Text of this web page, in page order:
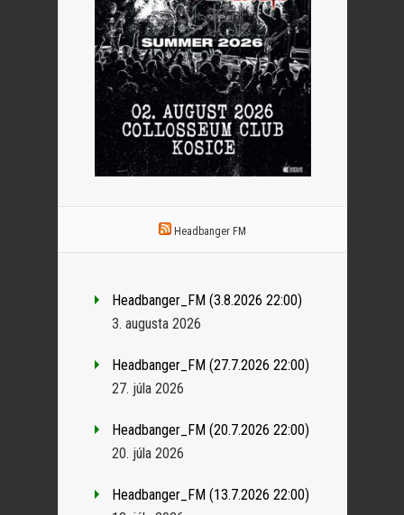
Headbanger FM
Headbanger_FM (3.8.2026 22:00)
3. augusta 2026
Headbanger_FM (27.7.2026 22:00)
27. júla 2026
Headbanger_FM (20.7.2026 22:00)
20. júla 2026
Headbanger_FM (13.7.2026 22:00)